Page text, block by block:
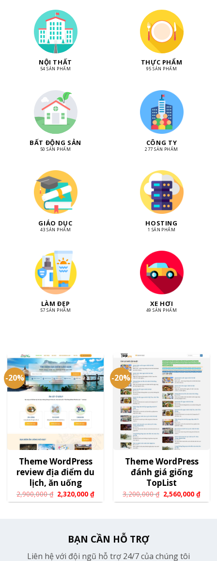
NỘI THẤT
54 SẢN PHẨM
THỰC PHẨM
95 SẢN PHẨM
BẤT ĐỘNG SẢN
50 SẢN PHẨM
CÔNG TY
277 SẢN PHẨM
GIÁO DỤC
43 SẢN PHẨM
HOSTING
1 SẢN PHẨM
LÀM ĐẸP
57 SẢN PHẨM
XE HƠI
49 SẢN PHẨM
-20%
Theme WordPress
review địa điểm du
lịch, ăn uống
2,900,000₫ 2,320,000₫
-20%
Theme WordPress
đánh giá giống
TopList
3,200,000₫ 2,560,000₫
BẠN CẦN HỖ TRỢ
Liên hệ với đội ngũ hỗ trợ 24/7 của chúng tôi